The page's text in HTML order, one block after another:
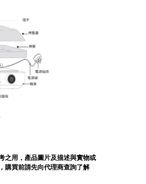
之用，產品圖片及描述與實物或
購買前請先向代理商查詢了解